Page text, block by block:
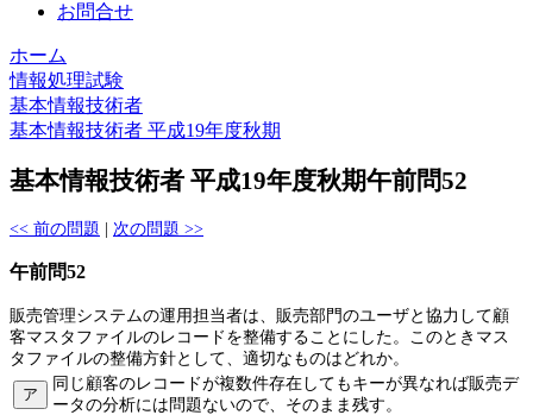
お問合せ
ホーム
情報処理試験
基本情報技術者
基本情報技術者 平成19年度秋期
基本情報技術者 平成19年度秋期午前問52
<< 前の問題 次の問題 >>
午前問52
販売管理システムの運用担当者は、販売部門のユーザと協力して顧
客マスタファイルのレコードを整備することにした。このときマス
タファイルの整備方針として、適切なものはどれか。
ア
同じ顧客のレコードが複数件存在してもキーが異なれば販売デ
ータの分析には問題ないので、そのまま残す。